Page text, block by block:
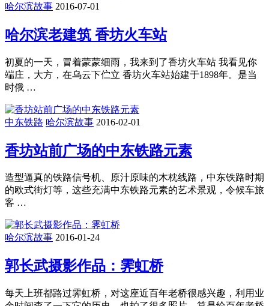
哈尔滨故事 2016-07-01
哈尔滨老建筑 香坊火车站
初夏的一天，冒着蒙蒙细雨，我来到了香坊火车站 我看见你
端庄，大方，在乌云下伫立 香坊火车站始建于1898年。是当
时俄 …
中东铁路 哈尔滨故事 2016-02-01
香坊站前广场的中东铁路元素
造型逼真的铁路信号机、原汁原味的木枕线路，中东铁路时期
的欧式街灯等，这些充满中东铁路元素的艺术景观，令候车旅
客 …
哈尔滨故事 2016-01-24
郭长武摄影作品：霁虹桥
每天上班都路过霁虹桥，对这座近百年老桥很感兴趣，利用业